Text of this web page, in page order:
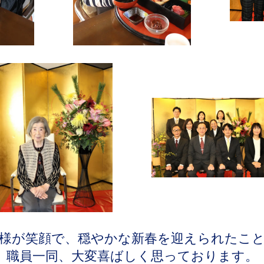
が笑顔で、穏やかな新春を迎えられたこ
職員一同、大変喜ばしく思っております。